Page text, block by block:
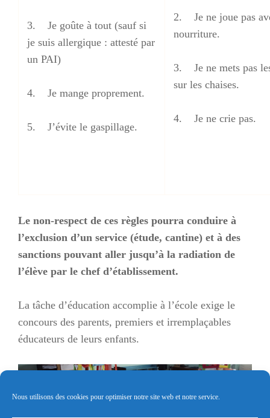
Nous utilisons des cookies pour optimiser notre site web et notre service.
3. Je goûte à tout (sauf si
je suis allergique : attesté par
un PAI)
4. Je mange proprement.
5. J’évite le gaspillage.
2. Je ne joue pas
nourriture.
3. Je ne mets pas
sur les chaises.
4. Je ne crie pas.
Le non-respect de ces règles pourra conduire à
l’exclusion d’un service (étude, cantine) et à des
sanctions pouvant aller jusqu’à la radiation de
l’élève par le chef d’établissement.
La tâche d’éducation accomplie à l’école exige le
concours des parents, premiers et irremplaçables
éducateurs de leurs enfants.